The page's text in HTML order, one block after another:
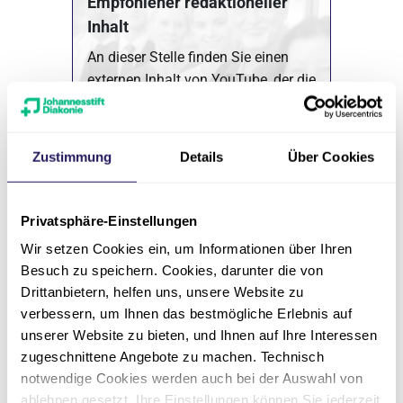
Zustimmung Details Über Cookies
Privatsphäre-Einstellungen
Wir setzen Cookies ein, um Informationen über Ihren
Besuch zu speichern. Cookies, darunter die von
Drittanbietern, helfen uns, unsere Website zu
verbessern, um Ihnen das bestmögliche Erlebnis auf
unserer Website zu bieten, und Ihnen auf Ihre Interessen
zugeschnittene Angebote zu machen. Technisch
notwendige Cookies werden auch bei der Auswahl von
ablehnen gesetzt. Ihre Einstellungen können Sie jederzeit
Inhalt
An dieser Stelle finden Sie einen
externen Inhalt von YouTube, der die
Seite ergänzt.
übermittelt werden. Mehr dazu in unserer
Hand-chirurgische
Eingriffe
Zunehmende Beugestellung
der Finger (Morbus Dupuytren)